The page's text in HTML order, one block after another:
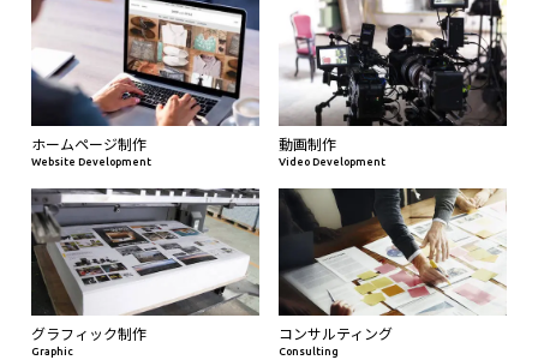
ホームページ制作
Website Development
動画制作
Video Development
グラフィック制作
Graphic
コンサルティング
Consulting